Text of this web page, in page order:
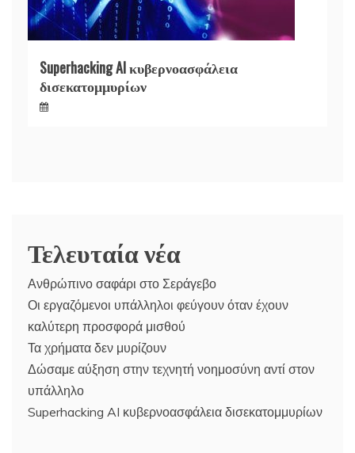
Superhacking AI κυβερνοασφάλεια
δισεκατομμυρίων
Τελευταία νέα
Ανθρώπινο σαφάρι στο Σεράγεβο
Οι εργαζόμενοι υπάλληλοι φεύγουν όταν έχουν
καλύτερη προσφορά μισθού
Τα χρήματα δεν μυρίζουν
Δώσαμε αύξηση στην τεχνητή νοημοσύνη αντί στον
υπάλληλο
Superhacking AI κυβερνοασφάλεια δισεκατομμυρίων